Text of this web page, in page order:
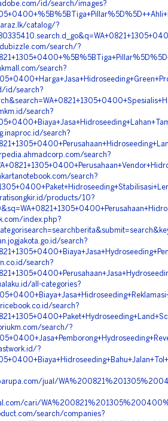
id/search/images?
catalog/?
search/?
search?
id/search?
search?
search?
search?
search?
products/10?
index.php?
search?
search?
all-categories?
search?
search/?
?
jual/
cari/
search/companies?